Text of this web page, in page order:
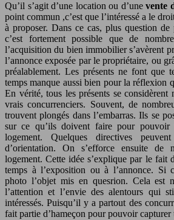
Qu’il s’agit d’une location ou d’unevente
point commun ,c’est que l’intéressé a le
à proposer. Dans ce cas, plus question de
c’est fortement possible que de
l’acquisition du bien immobilier s’avèrent
l’annonce exposée par le propriétaire, ou
préalablement. Les présents ne font que
temps manque aussi bien pour la réflexion
En vérité, tous les présents se considèrent
vrais concurrenciers. Souvent, de
trouvent plongés dans l’embarras. Ils se
sur ce qu’ils doivent faire pour pouvoir
logement. Quelques directives
d’orientation. On s’efforce ensuite de
logement. Cette idée s’explique par le fait
temps à l’exposition ou à l’annonce. Si
photo l’objet mis en quesrion. Cela est
l’attention et l’envie des alentours qui
intéressés. Puisqu’il y a partout des
fait partie d’hameçon pour pouvoir capturer